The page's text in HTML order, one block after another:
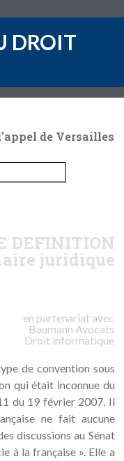
DROIT
de Versailles
DEFINITION
juridique
en partenariat avec
Baumann Avocats
Droit informatique
de convention sous
qui était inconnue du
du 19 février 2007. Il
ne fait aucune
discussions au Sénat
à la française ». Elle a